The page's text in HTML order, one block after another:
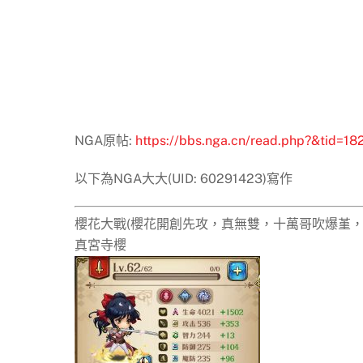
NGA原帖: https://bbs.nga.cn/
以下為NGA大大(UID: 60291423)寫作
櫻花大戰(櫻花開創先攻，真無雙，十萬哥吹爆堇
真宮寺櫻